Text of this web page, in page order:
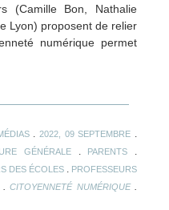
(Camille Bon, Nathalie
Lyon) proposent de relier
numérique permet
.2022, 09 SEPTEMBRE
GÉNÉRALE. PARENTS
DES ÉCOLES
PROFESSEURS
CITOYENNETÉ NUMÉRIQUE.